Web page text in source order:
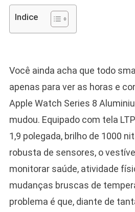
Indice
Você ainda acha que todo
apenas para ver as horas e
Apple Watch Series 8
mudou. Equipado com tela
1,9 polegada, brilho de 1000
robusta de sensores, o
monitorar saúde, atividade
mudanças bruscas de
problema é que, diante de